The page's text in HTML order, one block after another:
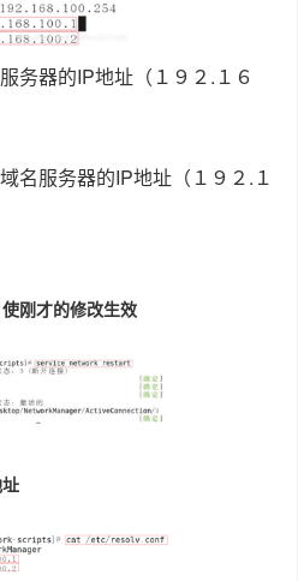
，说明刚才的配置已经生
着往下做，先在客户机上查
前的错误